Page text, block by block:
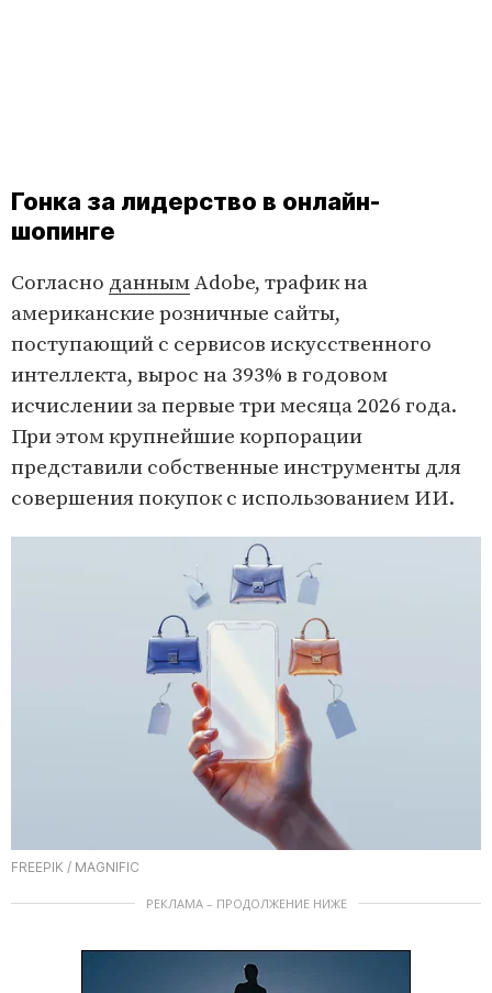
Гонка за лидерство в онлайн-
шопинге
Согласно даннымAdobe, трафик на
американские розничные сайты,
поступающий с сервисов искусственного
интеллекта, вырос на 393% в годовом
исчислении за первые три месяца 2026 года.
При этом крупнейшие корпорации
представили собственные инструменты для
совершения покупок с использованием ИИ.
FREEPIK / MAGNIFIC
РЕКЛАМА – ПРОДОЛЖЕНИЕ НИЖЕ